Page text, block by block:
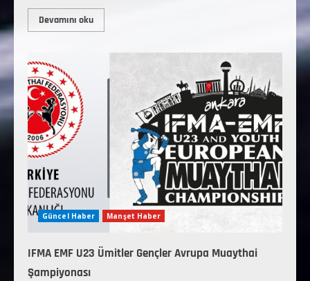
Devamını oku
Güncel Haber Manşet Haber
IFMA EMF U23 Ümitler Gençler Avrupa Muaythai
Şampiyonası